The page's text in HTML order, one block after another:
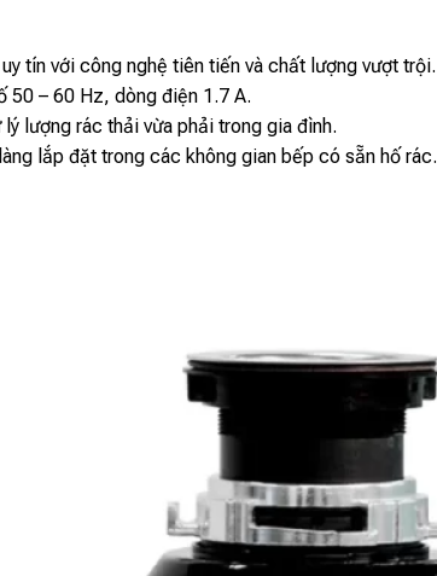
tín với công nghệ tiên tiến và chất lượng vượt trội.
50 – 60 Hz, dòng điện 1.7 A.
lượng rác thải vừa phải trong gia đình.
lắp đặt trong các không gian bếp có sẵn hố rác.